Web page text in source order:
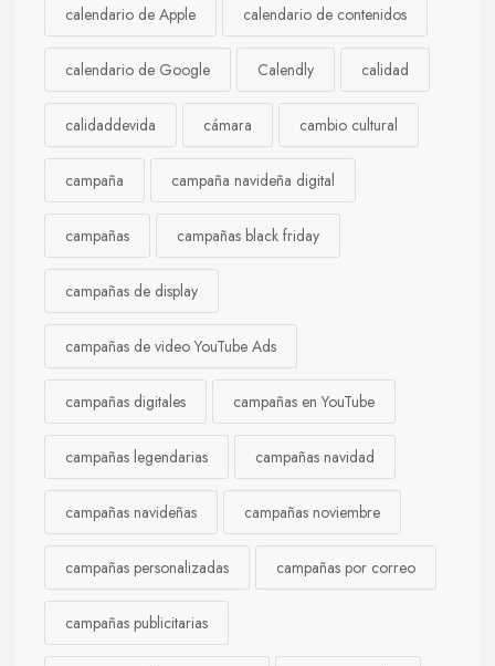
calendario de Apple calendario de contenidos
calendario de Google Calendly calidad
calidaddevida cámara cambio cultural
campaña campaña navideña digital
campañas campañas black friday
campañas de display
campañas de video YouTube Ads
campañas digitales campañas en YouTube
campañas legendarias campañas navidad
campañas navideñas campañas noviembre
campañas personalizadas campañas por correo
campañas publicitarias